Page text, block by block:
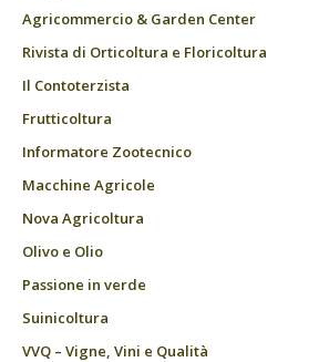
Agricommercio & Garden Center
Rivista di Orticoltura e Floricoltura
Il Contoterzista
Frutticoltura
Informatore Zootecnico
Macchine Agricole
Nova Agricoltura
Olivo e Olio
Passione in verde
Suinicoltura
VVQ – Vigne, Vini e Qualità